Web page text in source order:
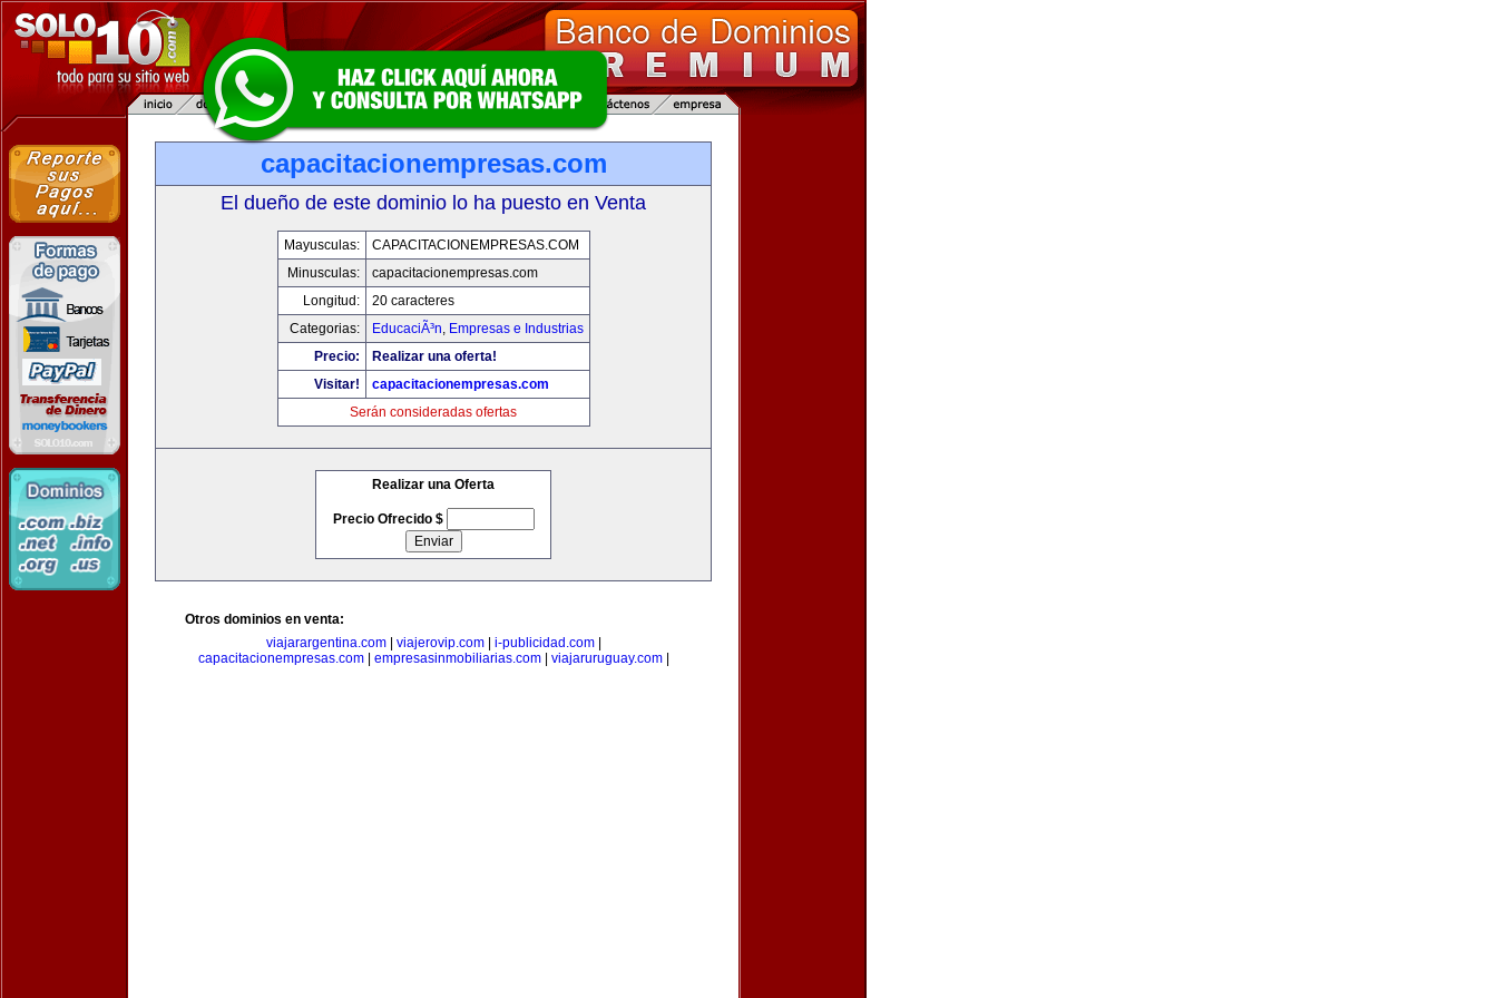
capacitacionempresas.com
El dueño de este dominio lo ha puesto en Venta
Mayusculas:
CAPACITACIONEMPRESAS.COM
Minusculas:
capacitacionempresas.com
Longitud:
20 caracteres
Categorias:
EducaciÃ³n, Empresas e Industrias
Precio:
Realizar una oferta!
Visitar!
capacitacionempresas.com
Serán consideradas ofertas
Realizar una Oferta
Precio Ofrecido $
Otros dominios en venta:
viajarargentina.com| viajerovip.com| i-publicidad.com|
capacitacionempresas.com| empresasinmobiliarias.com| viajaruruguay.com|